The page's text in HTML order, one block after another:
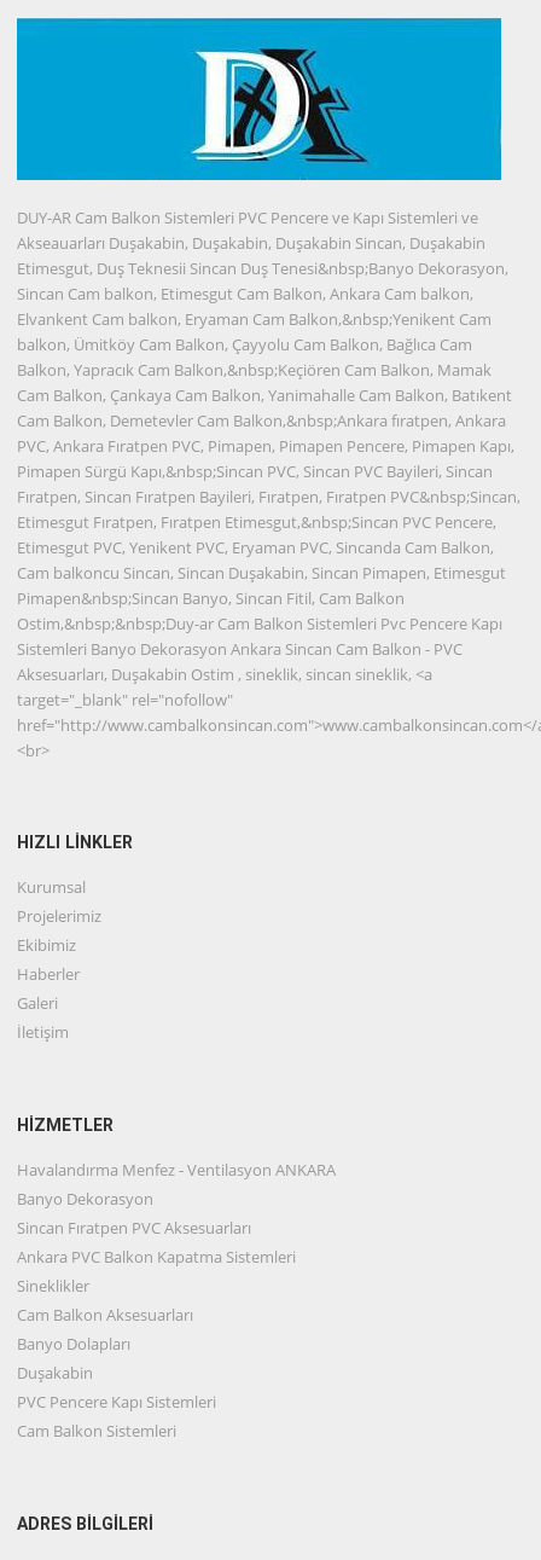
DUY-AR Cam Balkon Sistemleri PVC Pencere ve Kapı Sistemleri ve
Akseauarları Duşakabin, Duşakabin, Duşakabin Sincan, Duşakabin
Etimesgut, Duş Teknesii Sincan Duş Tenesi&nbsp;Banyo Dekorasyon,
Sincan Cam balkon, Etimesgut Cam Balkon, Ankara Cam balkon,
Elvankent Cam balkon, Eryaman Cam Balkon,&nbsp;Yenikent Cam
balkon, Ümitköy Cam Balkon, Çayyolu Cam Balkon, Bağlıca Cam
Balkon, Yapracık Cam Balkon,&nbsp;Keçiören Cam Balkon, Mamak
Cam Balkon, Çankaya Cam Balkon, Yanimahalle Cam Balkon, Batıkent
Cam Balkon, Demetevler Cam Balkon,&nbsp;Ankara fıratpen, Ankara
PVC, Ankara Fıratpen PVC, Pimapen, Pimapen Pencere, Pimapen Kapı,
Pimapen Sürgü Kapı,&nbsp;Sincan PVC, Sincan PVC Bayileri, Sincan
Fıratpen, Sincan Fıratpen Bayileri, Fıratpen, Fıratpen PVC&nbsp;Sincan,
Etimesgut Fıratpen, Fıratpen Etimesgut,&nbsp;Sincan PVC Pencere,
Etimesgut PVC, Yenikent PVC, Eryaman PVC, Sincanda Cam Balkon,
Cam balkoncu Sincan, Sincan Duşakabin, Sincan Pimapen, Etimesgut
Pimapen&nbsp;Sincan Banyo, Sincan Fitil, Cam Balkon
Ostim,&nbsp;&nbsp;Duy-ar Cam Balkon Sistemleri Pvc Pencere Kapı
Sistemleri Banyo Dekorasyon Ankara Sincan Cam Balkon - PVC
Aksesuarları, Duşakabin Ostim , sineklik, sincan sineklik, <a
target="_blank" rel="nofollow"
href="http://www.cambalkonsincan.com">www.cambalkonsincan.com</
<br>
HIZLI LİNKLER
Kurumsal
Projelerimiz
Ekibimiz
Haberler
Galeri
İletişim
HİZMETLER
Havalandırma Menfez - Ventilasyon ANKARA
Banyo Dekorasyon
Sincan Fıratpen PVC Aksesuarları
Ankara PVC Balkon Kapatma Sistemleri
Sineklikler
Cam Balkon Aksesuarları
Banyo Dolapları
Duşakabin
PVC Pencere Kapı Sistemleri
Cam Balkon Sistemleri
ADRES BİLGİLERİ